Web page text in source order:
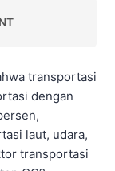
transportasi
dengan
laut, udara,
transportasi